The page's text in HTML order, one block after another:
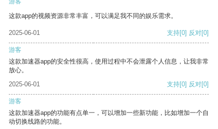
这款app的视频资源非常丰富，可以满足我不同的娱乐需求。
2025-06-01 支持[0] 反对[0]
游客
这款加速器app的安全性很高，使用过程中不会泄露个人信息，让我非常
放心。
2025-06-01
支持[0] 反对[0]
游客
这款加速器app的功能有点单一，可以增加一些新功能，比如增加一个自
动切换线路的功能。